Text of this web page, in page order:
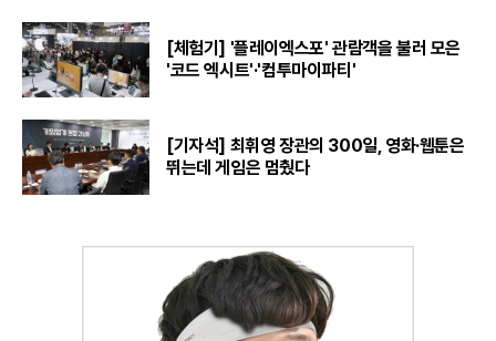
[체험기] '플레이엑스포' 관람객을 불러 모은
'코드 엑시트'·'컴투마이파티'
[기자석] 최휘영 장관의 300일, 영화·웹툰은
뛰는데 게임은 멈췄다